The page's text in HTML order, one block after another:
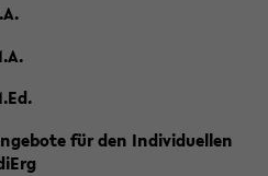
für den Individuellen